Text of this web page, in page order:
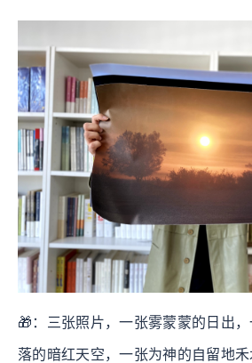
🎁：三张照片，一张雾蒙蒙的日出
落的暗红天空，一张为神的自留地